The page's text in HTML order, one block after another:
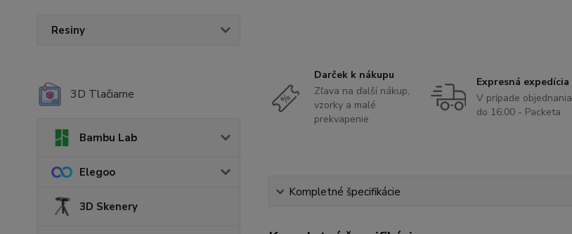
Resiny
3D Tlačiarne
Bambu Lab
Elegoo
3D Skenery
Darček k nákupu
Zľava na ďalší nákup,
vzorky a malé
prekvapenie
Expresná expedícia
V prípade objednania
do 16:00 - Packeta
Kompletné špecifikácie